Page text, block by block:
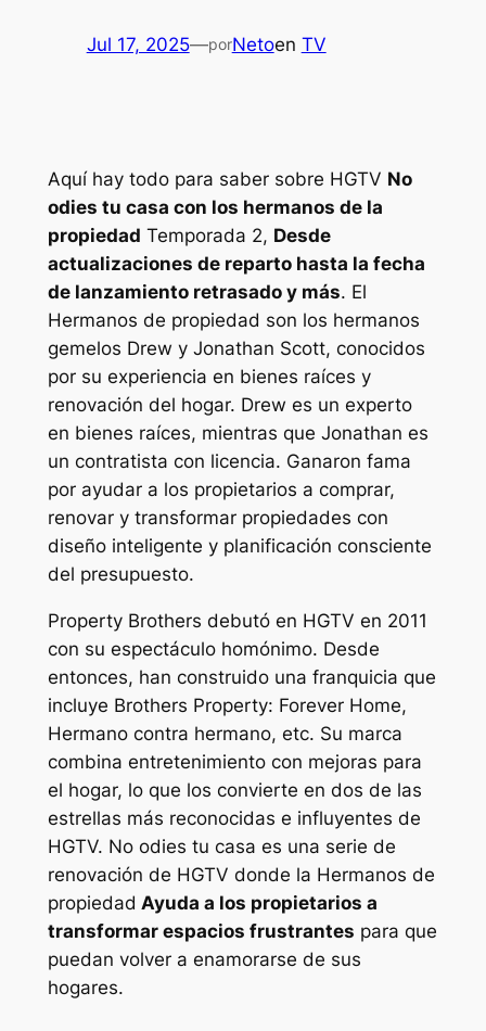
Jul 17, 2025—porNetoen TV
Aquí hay todo para saber sobre HGTV No
odies tu casa con los hermanos de la
propiedad Temporada 2, Desde
actualizaciones de reparto hasta la fecha
de lanzamiento retrasado y más. El
Hermanos de propiedad son los hermanos
gemelos Drew y Jonathan Scott, conocidos
por su experiencia en bienes raíces y
renovación del hogar. Drew es un experto
en bienes raíces, mientras que Jonathan es
un contratista con licencia. Ganaron fama
por ayudar a los propietarios a comprar,
renovar y transformar propiedades con
diseño inteligente y planificación consciente
del presupuesto.
Property Brothers debutó en HGTV en 2011
con su espectáculo homónimo. Desde
entonces, han construido una franquicia que
incluye Brothers Property: Forever Home,
Hermano contra hermano, etc. Su marca
combina entretenimiento con mejoras para
el hogar, lo que los convierte en dos de las
estrellas más reconocidas e influyentes de
HGTV. No odies tu casa es una serie de
renovación de HGTV donde la Hermanos de
propiedad Ayuda a los propietarios a
transformar espacios frustrantes para que
puedan volver a enamorarse de sus
hogares.